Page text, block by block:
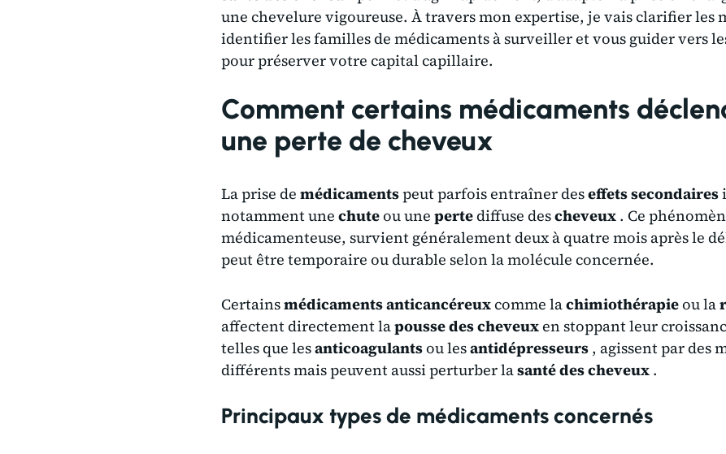
une chevelure vigoureuse. À travers mon expertise, je vais clarifier les
identifier les familles de médicaments à surveiller et vous guider vers
pour préserver votre capital capillaire.
Comment certains médicaments
une perte de cheveux
La prise de médicamentspeut parfois entraîner deseffets secondaires
notamment une chuteou une pertediffuse descheveux . Ce
médicamenteuse, survient généralement deux à quatre mois après le
peut être temporaire ou durable selon la molécule concernée.
Certainsmédicaments anticancéreuxcomme lachimiothérapieou la
affectent directement lapousse des cheveuxen stoppant leur
telles que lesanticoagulantsou lesantidépresseurs , agissent par des
différents mais peuvent aussi perturber lasanté des cheveux .
Principaux types de médicaments concernés